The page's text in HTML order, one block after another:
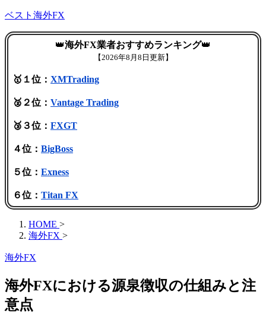
ベスト海外FX
👑海外FX業者おすすめランキング👑
【2026年8月8日更新】
🥇１位： XMTrading
🥈２位： Vantage Trading
🥉３位： FXGT
４位： BigBoss
５位： Exness
６位： Titan FX
HOME >
海外FX >
海外FX
海外FXにおける源泉徴収の仕組みと注
意点